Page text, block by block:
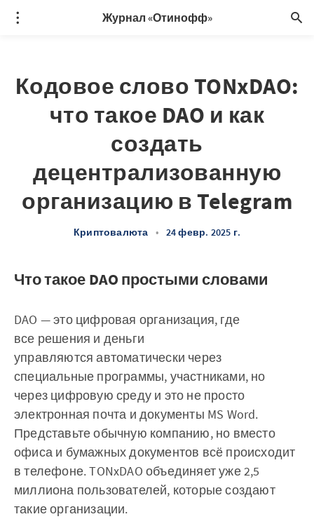
Журнал «Отинофф»
Кодовое слово TONxDAO:
что такое DAO и как
создать
децентрализованную
организацию в Telegram
Криптовалюта • 24 февр. 2025 г.
Что такое DAO простыми словами
DAO — это цифровая организация, где
все решения и деньги
управляются автоматически через
специальные программы, участниками, но
через цифровую среду и это не просто
электронная почта и документы MS Word.
Представьте обычную компанию, но вместо
офиса и бумажных документов всё происходит
в телефоне. TONxDAO объединяет уже 2,5
миллиона пользователей, которые создают
такие организации.